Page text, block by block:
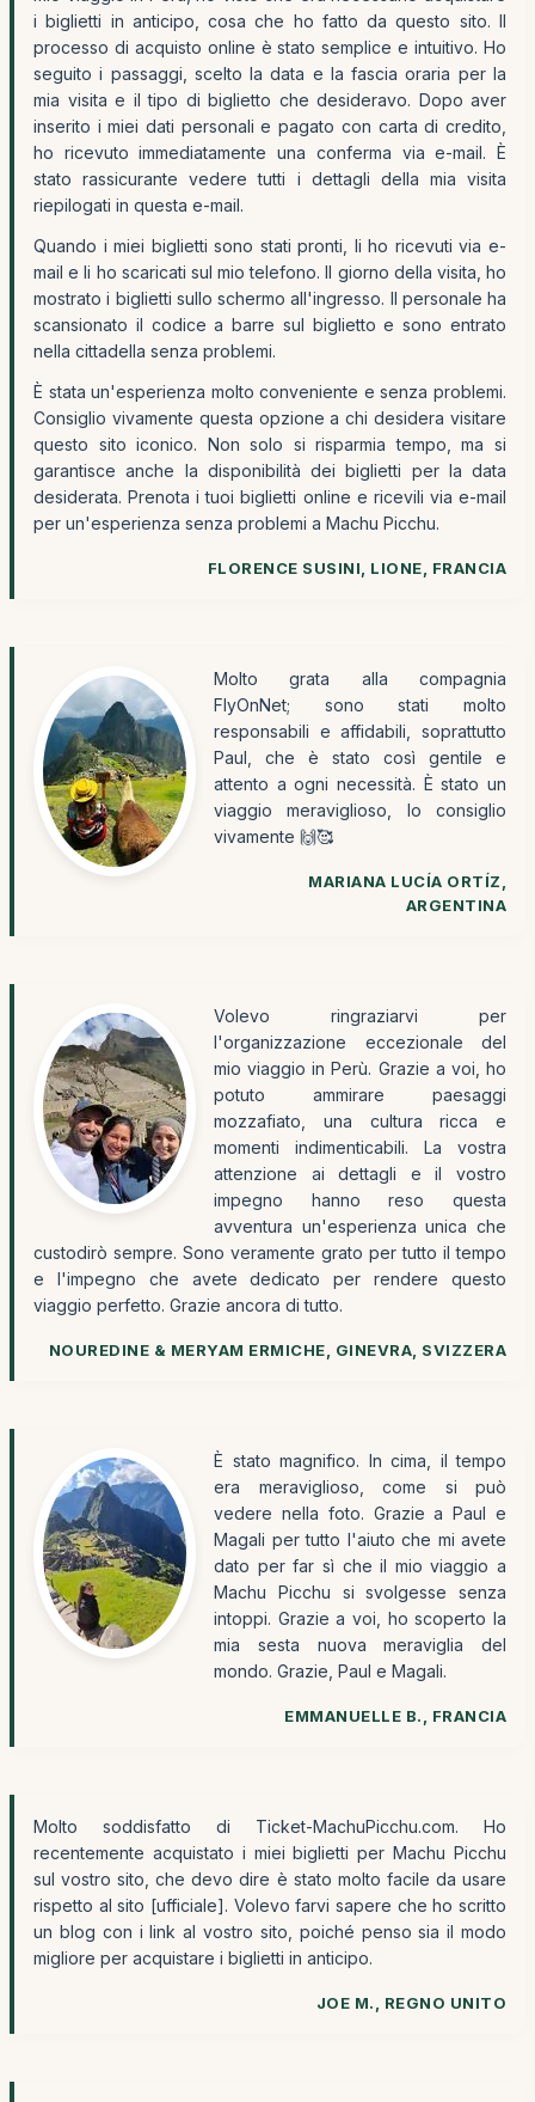
i biglietti in anticipo, cosa che ho fatto da questo sito. Il
processo di acquisto online è stato semplice e intuitivo. Ho
seguito i passaggi, scelto la data e la fascia oraria per la
mia visita e il tipo di biglietto che desideravo. Dopo aver
inserito i miei dati personali e pagato con carta di credito,
ho ricevuto immediatamente una conferma via e-mail. È
stato rassicurante vedere tutti i dettagli della mia visita
riepilogati in questa e-mail.
Quando i miei biglietti sono stati pronti, li ho ricevuti via e-
mail e li ho scaricati sul mio telefono. Il giorno della visita, ho
mostrato i biglietti sullo schermo all'ingresso. Il personale ha
scansionato il codice a barre sul biglietto e sono entrato
nella cittadella senza problemi.
È stata un'esperienza molto conveniente e senza problemi.
Consiglio vivamente questa opzione a chi desidera visitare
questo sito iconico. Non solo si risparmia tempo, ma si
garantisce anche la disponibilità dei biglietti per la data
desiderata. Prenota i tuoi biglietti online e ricevili via e-mail
per un'esperienza senza problemi a Machu Picchu.
FLORENCE SUSINI, LIONE, FRANCIA
Molto grata alla compagnia
FlyOnNet; sono stati molto
responsabili e affidabili, soprattutto
Paul, che è stato così gentile e
attento a ogni necessità. È stato un
viaggio meraviglioso, lo consiglio
vivamente 🙌🥰
MARIANA LUCÍA ORTÍZ,
ARGENTINA
Volevo ringraziarvi per
l'organizzazione eccezionale del
mio viaggio in Perù. Grazie a voi, ho
potuto ammirare paesaggi
mozzafiato, una cultura ricca e
momenti indimenticabili. La vostra
attenzione ai dettagli e il vostro
impegno hanno reso questa
avventura un'esperienza unica che
custodirò sempre. Sono veramente grato per tutto il tempo
e l'impegno che avete dedicato per rendere questo
viaggio perfetto. Grazie ancora di tutto.
NOUREDINE & MERYAM ERMICHE, GINEVRA, SVIZZERA
È stato magnifico. In cima, il tempo
era meraviglioso, come si può
vedere nella foto. Grazie a Paul e
Magali per tutto l'aiuto che mi avete
dato per far sì che il mio viaggio a
Machu Picchu si svolgesse senza
intoppi. Grazie a voi, ho scoperto la
mia sesta nuova meraviglia del
mondo. Grazie, Paul e Magali.
EMMANUELLE B., FRANCIA
Molto soddisfatto di Ticket-MachuPicchu.com. Ho
recentemente acquistato i miei biglietti per Machu Picchu
sul vostro sito, che devo dire è stato molto facile da usare
rispetto al sito [ufficiale]. Volevo farvi sapere che ho scritto
un blog con i link al vostro sito, poiché penso sia il modo
migliore per acquistare i biglietti in anticipo.
JOE M., REGNO UNITO